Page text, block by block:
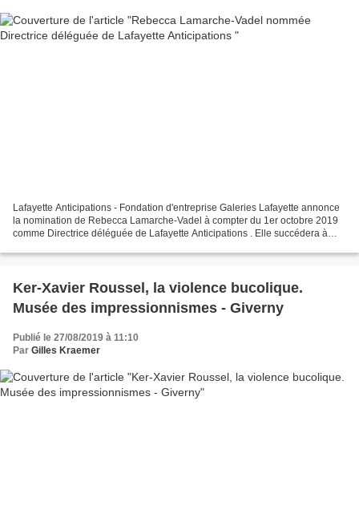
Lafayette Anticipations - Fondation d'entreprise Galeries Lafayette annonce
la nomination de Rebecca Lamarche-Vadel à compter du 1er octobre 2019
comme Directrice déléguée de Lafayette Anticipations . Elle succédera à
Ker-Xavier Roussel, la violence bucolique.
Musée des impressionnismes - Giverny
Publié le 27/08/2019 à 11:10
Par Gilles Kraemer